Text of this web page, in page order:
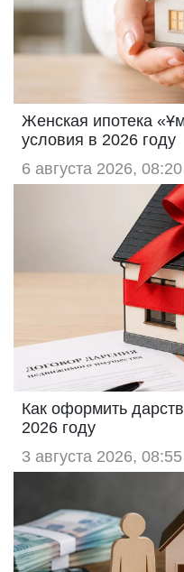
Женская ипотека
условия в 2026 году
6 августа 2026, 08:20
Как оформить
2026 году
3 августа 2026, 08:55